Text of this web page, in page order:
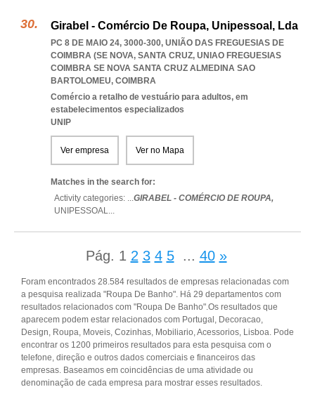
Girabel - Comércio De Roupa, Unipessoal, Lda
PC 8 DE MAIO 24, 3000-300, UNIÃO DAS FREGUESIAS DE
COIMBRA (SE NOVA, SANTA CRUZ, UNIAO FREGUESIAS
COIMBRA SE NOVA SANTA CRUZ ALMEDINA SAO
BARTOLOMEU, COIMBRA
Comércio a retalho de vestuário para adultos, em
estabelecimentos especializados
UNIP
Ver empresa Ver no Mapa
Matches in the search for:
Activity categories: ...GIRABEL - COMÉRCIO DE ROUPA,
UNIPESSOAL...
Pág. 1 2 3 4 5 ... 40 »
Foram encontrados 28.584 resultados de empresas relacionadas com
a pesquisa realizada "Roupa De Banho". Há 29 departamentos com
resultados relacionados com "Roupa De Banho".Os resultados que
aparecem podem estar relacionados com Portugal, Decoracao,
Design, Roupa, Moveis, Cozinhas, Mobiliario, Acessorios, Lisboa. Pode
encontrar os 1200 primeiros resultados para esta pesquisa com o
telefone, direção e outros dados comerciais e financeiros das
empresas. Baseamos em coincidências de uma atividade ou
denominação de cada empresa para mostrar esses resultados.